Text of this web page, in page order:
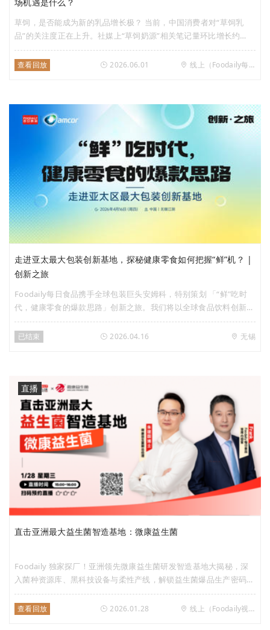
草饲，是否能成为新的乳品增长极？ 当前，中国消费者对“草饲乳
品”的关注度正在上升。社媒上“草饲奶源”相关笔记量环比增长约
66%，互动量提升超140%，用户关注度与参与度同步放大，整体热
度明显走高。 可以说，“草饲乳品”的消费需求已经形成，但行业仍面
可信的规则来界定和保护。 参考全球经验，政府层面的制度介入，
往往是产业走向成熟的关键一步。标准的出台，不仅是产业成熟的标
志，更是推动它从粗放增长迈向高质量发展的支点。 2025年，新西
兰正式发布国家级草饲标准。作为这一标准的实践者，恒天然及其旗
下安佳、安佳专业乳品、NZMP，是否有值得我们借鉴的经验？对于
中国市场而言，消费者的需求已被充分唤醒，但要把这股势能真正转
化为一个更成熟的产业赛道，还需要什么？ 6月1日（星期一）
16:00，Foodaily每日食品将对话恒天然、益普索，从技术、消费者
与趋势三个维度，共同探讨草饲乳品的破局之路。
查看回放 2026.06.01 线上（Foodaily每日食品视频号）
走进亚太最大包装创新基地，探秘健康零食如何把握“鲜”机？ |
创新之旅
Foodaily每日食品携手全球包装巨头安姆科，特别策划 「“鲜"吃时
代，健康零食的爆款思路」创新之旅。我们将以全球食品饮料创新风
向标——Foodaily创新博览会为起点，从全球视野出发，捕获前沿创
新灵感；再走进亚太区最大包装创新基地——安姆科亚太研发中心，
的爆款底层逻辑！ 本次活动仅限30-40席，聚焦意向开发肉类/卤味/
海鲜水产/豆类素食等品类的即食餐饮菜肴或即食零食品类，定向特
邀品牌方/渠道方/食品代工的产品、研发、市场、包装、采购负责人
参与，实名审核制报名已正式开启，扫描下方海报二维码填写信息，
即有机会与行业大咖共探零食品类新机！ 活动安排
已结束 2026.04.16 无锡
直播
直击亚洲最大益生菌智造基地：微康益生菌
Foodaily 独家探厂！亚洲领先微康益生菌研发智造基地大揭秘，深
入菌种资源库、黑科技设备与柔性产线，解锁益生菌爆品生产密码，
BC99 等明星菌株爆款方案全公开，全链路赋能产业创新！
查看回放 2026.01.28 线上（Foodaily视频号）